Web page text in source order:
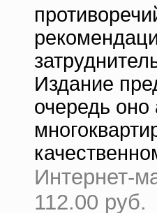
Издание
очередь
Интернет-
112.00 руб.